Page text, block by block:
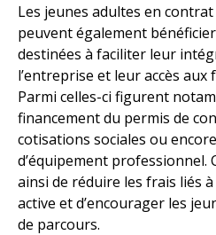
Les jeunes adultes en
peuvent également
destinées à faciliter leur
l’entreprise et leur accès
Parmi celles-ci figurent
financement du permis de
cotisations sociales ou
d’équipement professionnel.
ainsi de réduire les frais liés à
active et d’encourager les
de parcours.